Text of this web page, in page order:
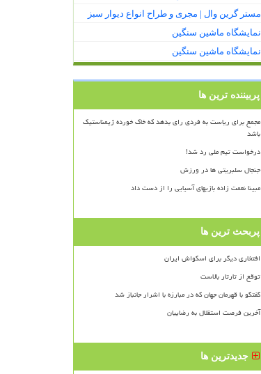
مستر گرین وال | مجری و طراح انواع دیوار سبز
نمایشگاه ماشین سنگین
نمایشگاه ماشین سنگین
پربیننده ترین ها
مجمع برای ریاست به فردی رای بدهد که خاک خورده ژیمناستیک
باشد
درخواست تیم ملی رد شد!
جنجال سلبریتی ها در ورزش
مبینا نعمت زاده بازیهای آسیایی را از دست داد
پربحث ترین ها
افتخاری دیگر برای اسکواش ایران
توقع از تارتار بالاست
گفتگو با قهرمان جهان که در مبارزه با اشرار جانباز شد
آخرین فرصت استقلال به رضاییان
جدیدترین ها